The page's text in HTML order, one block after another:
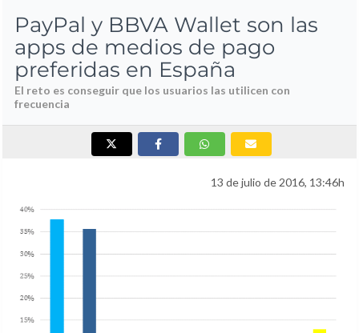
PayPal y BBVA Wallet son las
apps de medios de pago
preferidas en España
El reto es conseguir que los usuarios las utilicen con
frecuencia
13 de julio de 2016, 13:46h